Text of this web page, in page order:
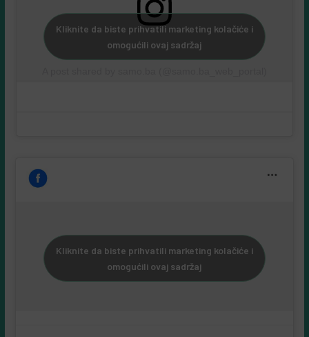
Kliknite da biste prihvatili marketing kolačiće i
omogućili ovaj sadržaj
Kliknite da biste prihvatili marketing kolačiće i
omogućili ovaj sadržaj